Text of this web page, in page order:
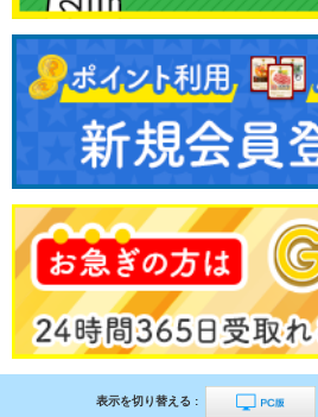
表示を切り替える :